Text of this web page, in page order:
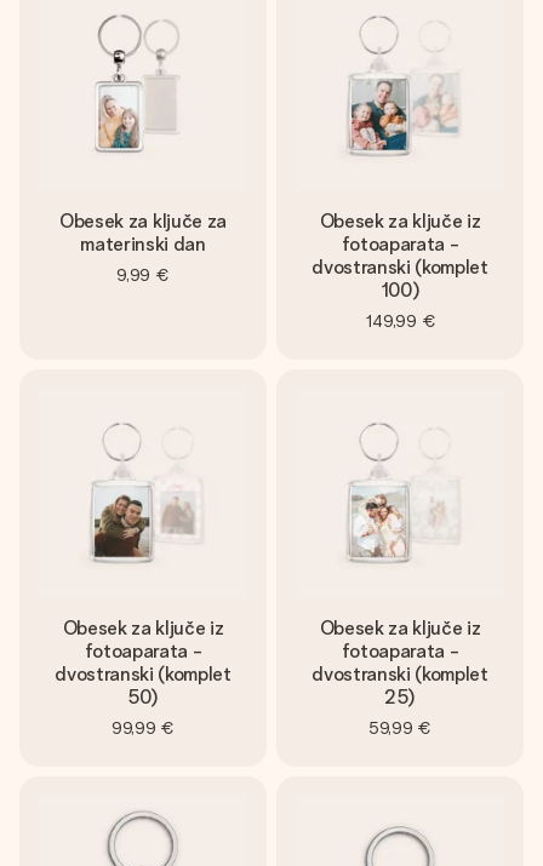
Obesek za ključe za
materinski dan
9,99 €
Obesek za ključe iz
fotoaparata -
dvostranski (komplet
100)
149,99 €
Obesek za ključe iz
fotoaparata -
dvostranski (komplet
50)
99,99 €
Obesek za ključe iz
fotoaparata -
dvostranski (komplet
25)
59,99 €